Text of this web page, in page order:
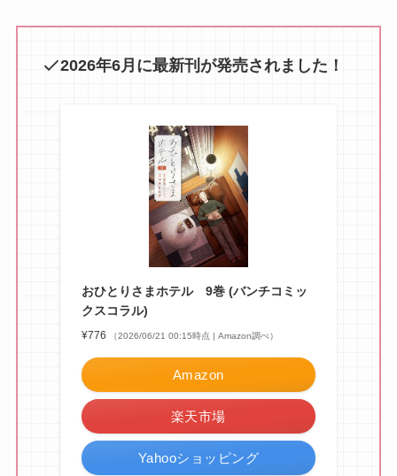
2026年6月に最新刊が発売されました！
おひとりさまホテル 9巻 (バンチコミッ
クスコラル)
¥776 （2026/06/21 00:15時点 | Amazon調べ）
Amazon
楽天市場
Yahooショッピング